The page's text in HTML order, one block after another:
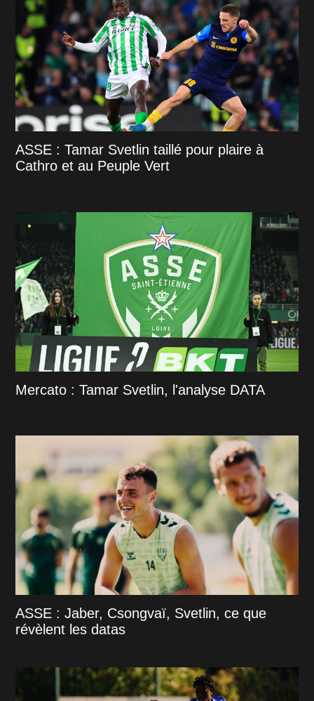
ASSE : Tamar Svetlin taillé pour plaire à
Cathro et au Peuple Vert
Mercato : Tamar Svetlin, l'analyse DATA
ASSE : Jaber, Csongvaï, Svetlin, ce que
révèlent les datas